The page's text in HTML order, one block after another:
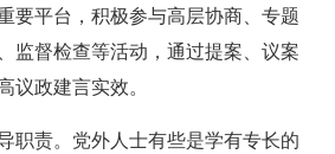
要平台，积极参与高层协商、专题
监督检查等活动，通过提案、议案
议政建言实效。
责。党外人士有些是学有专长的